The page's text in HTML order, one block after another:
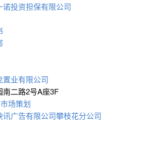
诺投资担保有限公司
置业有限公司
二路2号A座3F
场策划
讯广告有限公司攀枝花分公司